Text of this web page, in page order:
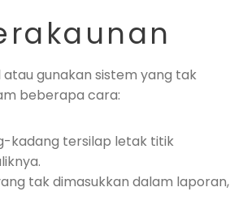
gunakan sistem yang tak
beberapa cara:
kadang tersilap letak titik
tak dimasukkan dalam laporan,